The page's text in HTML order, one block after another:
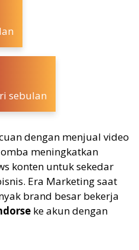
sebulan
dengan menjual video
meningkatkan
konten untuk sekedar
Era Marketing saat
brand besar bekerja
ke akun dengan